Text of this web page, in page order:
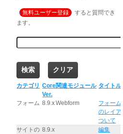
無料ユーザー登録
すると質問でき
ます。
カテゴリ Core
Ver.
関連モジュール タイトル
フォーム 8.9.xWebform
フォー
のレイ
ついて
サイトの 8.9.x 編集